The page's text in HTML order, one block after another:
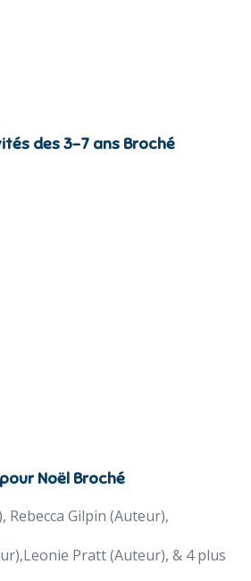
des 3-7 ans Broché
Noël Broché
Rebecca Gilpin (Auteur),
Pratt (Auteur), & 4 plus